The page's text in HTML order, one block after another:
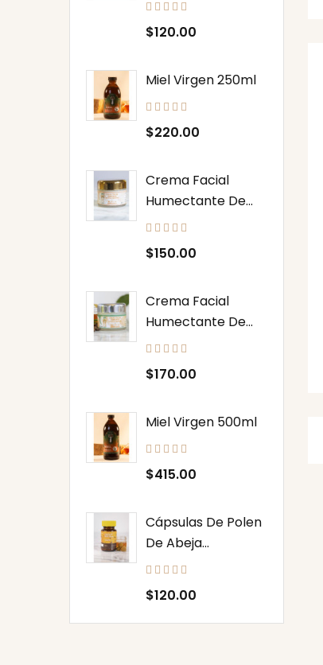
Precio
$120.00
Miel Virgen 250ml
Precio
$220.00
Crema Facial
Humectante De...
Precio
$150.00
Crema Facial
Humectante De...
Precio
$170.00
Miel Virgen 500ml
Precio
$415.00
Cápsulas De Polen
De Abeja...
Precio
$120.00